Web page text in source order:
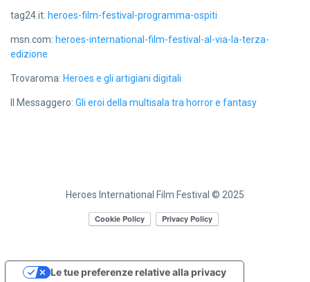
tag24.it: heroes-film-festival-programma-ospiti
msn.com: heroes-international-film-festival-al-via-la-terza-
edizione
Trovaroma: Heroes e gli artigiani digitali
Il Messaggero: Gli eroi della multisala tra horror e fantasy
Heroes International Film Festival © 2025
Le tue preferenze relative alla privacy